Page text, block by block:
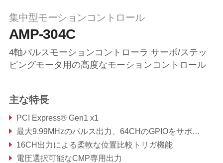
集中型モーションコントロール
AMP-304C
4軸パルスモーションコントローラ サーボ/ステッ
ピングモータ用の高度なモーションコントロール
主な特長
PCI Express® Gen1 x1
最大9.99MHzのパルス出力、64CHのGPIOをサポート
16CH出力による柔軟な位置比較トリガ機能
電圧選択可能なCMP専用出力